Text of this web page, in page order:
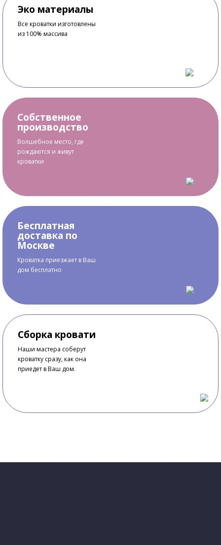
Эко материалы
Все кроватки изготовлены
из 100% массива
Собственное
производство
Волшебное место, где
рождаются и живут
кроватки
Бесплатная
доставка по
Москве
Кроватка приезжает в Ваш
дом бесплатно
Сборка кровати
Наши мастера соберут
кроватку сразу, как она
приедет в Ваш дом.